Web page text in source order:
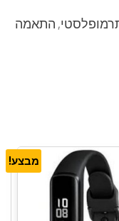
תרמופלסטי, התאמה
מבצע!